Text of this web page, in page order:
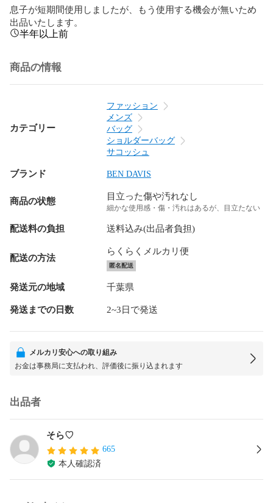
息子が短期間使用しましたが、もう使用する機会が無いため
出品いたします。
半年以上前
商品の情報
カテゴリー
ファッション
メンズ
バッグ
ショルダーバッグ
サコッシュ
ブランド BEN DAVIS
商品の状態 目立った傷や汚れなし
細かな使用感・傷・汚れはあるが、目立たない
配送料の負担 送料込み(出品者負担)
配送の方法
らくらくメルカリ便
匿名配送
発送元の地域 千葉県
発送までの日数 2~3日で発送
メルカリ安心への取り組み
お金は事務局に支払われ、評価後に振り込まれます
出品者
そら♡
665
本人確認済